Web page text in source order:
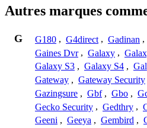
Autres marques
G G180 , G4direct , Gadinan ,
Gaines Dvr , Galaxy ,
Galaxy S3 , Galaxy S4 ,
Gateway , Gateway Security
Gazingsure , Gbf , Gbo ,
Gecko Security , Gedthry ,
Geeni , Geeya , Gembird ,